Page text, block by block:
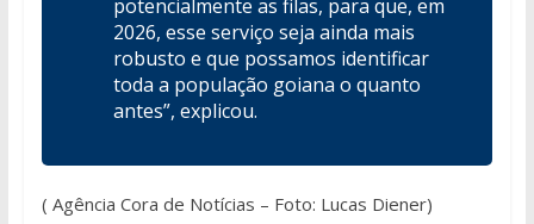
potencialmente as filas, para que, em
2026, esse serviço seja ainda mais
robusto e que possamos identificar
toda a população goiana o quanto
antes”, explicou.
( Agência Cora de Notícias – Foto: Lucas Diener)